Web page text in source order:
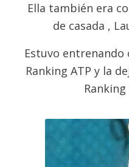
Ella también era
de casada ,
Estuvo entrenando
Ranking ATP y la